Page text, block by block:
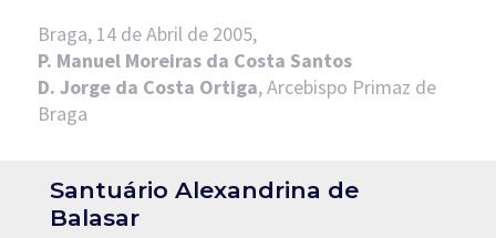
Braga, 14 de Abril de 2005,
P. Manuel Moreiras da Costa Santos
D. Jorge da Costa Ortiga, Arcebispo Primaz de
Braga
Santuário Alexandrina de
Balasar